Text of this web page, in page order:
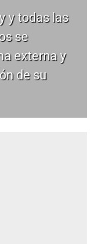
y todas las
se
externa y
de su